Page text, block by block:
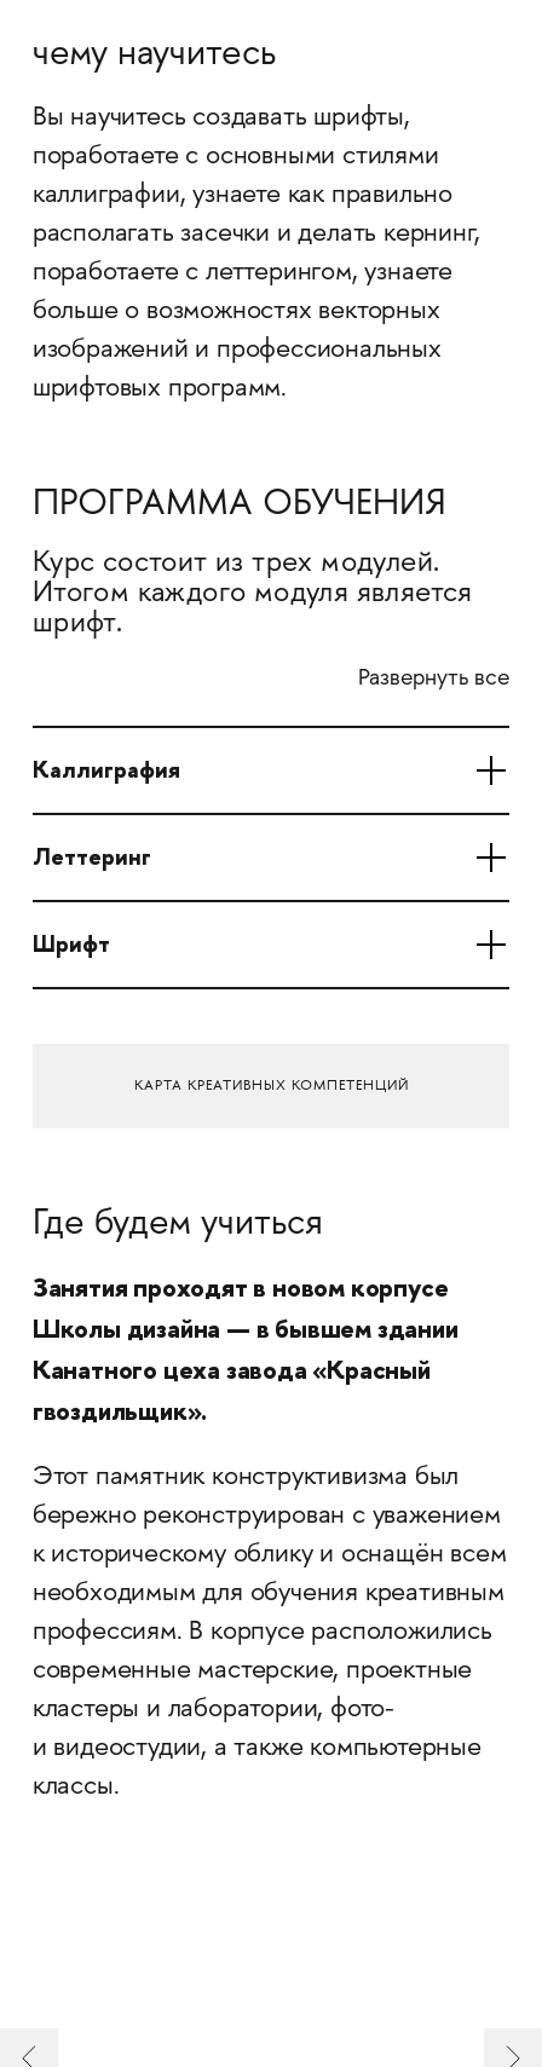
чему научитесь
Вы научитесь создавать шрифты,
поработаете с основными стилями
каллиграфии, узнаете как правильно
располагать засечки и делать кернинг,
поработаете с леттерингом, узнаете
больше о возможностях векторных
изображений и профессиональных
шрифтовых программ.
ПРОГРАММА ОБУЧЕНИЯ
Курс состоит из трех модулей.
Итогом каждого модуля является
шрифт.
Развернуть все
Каллиграфия
Леттеринг
Шрифт
КАРТА КРЕАТИВНЫХ КОМПЕТЕНЦИЙ
Где будем учиться
Занятия проходят в новом корпусе
Школы дизайна — в бывшем здании
Канатного цеха завода «Красный
гвоздильщик».
Этот памятник конструктивизма был
бережно реконструирован с уважением
к историческому облику и оснащён всем
необходимым для обучения креативным
профессиям. В корпусе расположились
современные мастерские, проектные
кластеры и лаборатории, фото-
и видеостудии, а также компьютерные
классы.